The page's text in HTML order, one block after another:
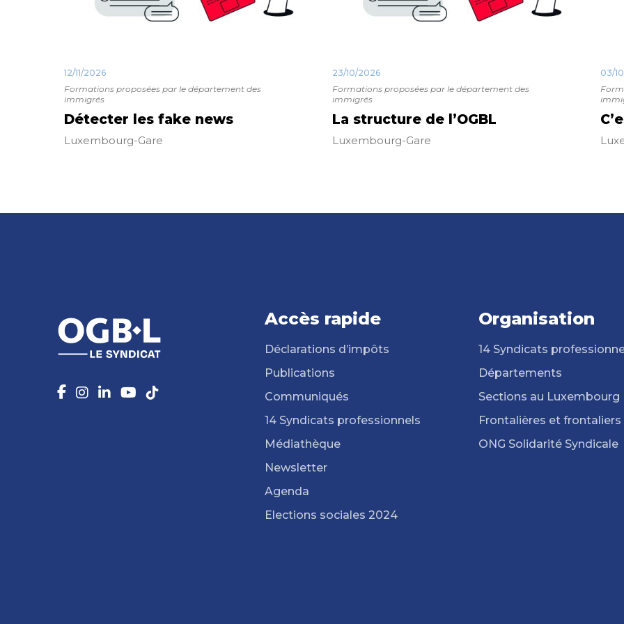
12/11/2026
Formations proposées par le département des
immigrés
Détecter les fake news
Luxembourg-Gare
23/10/2026
Formations proposées par le département des
immigrés
La structure de l’OGBL
Luxembourg-Gare
03/
Accès rapide
Déclarations d’impôts
Publications
Communiqués
14 Syndicats professionnels
Médiathèque
Newsletter
Agenda
Elections sociales 2024
Organisation
14 Syndicats
Départements
Sections au Luxembourg
Frontalières et frontaliers
ONG Solidarité Syndicale